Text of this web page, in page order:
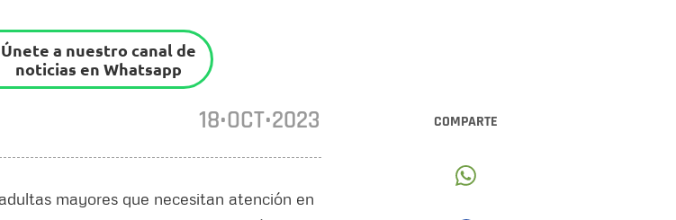
Únete a nuestro canal de
noticias en Whatsapp
COMPARTE
18•OCT•2023
mayores que necesitan atención en